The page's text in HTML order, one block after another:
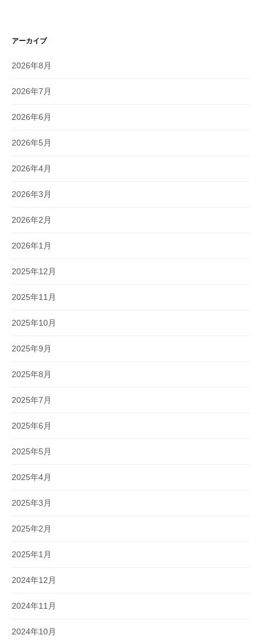
アーカイブ
2026年8月
2026年7月
2026年6月
2026年5月
2026年4月
2026年3月
2026年2月
2026年1月
2025年12月
2025年11月
2025年10月
2025年9月
2025年8月
2025年7月
2025年6月
2025年5月
2025年4月
2025年3月
2025年2月
2025年1月
2024年12月
2024年11月
2024年10月